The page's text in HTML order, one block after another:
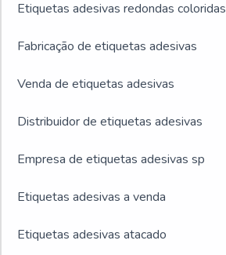
Etiquetas adesivas redondas coloridas
Fabricação de etiquetas adesivas
Venda de etiquetas adesivas
Distribuidor de etiquetas adesivas
Empresa de etiquetas adesivas sp
Etiquetas adesivas a venda
Etiquetas adesivas atacado